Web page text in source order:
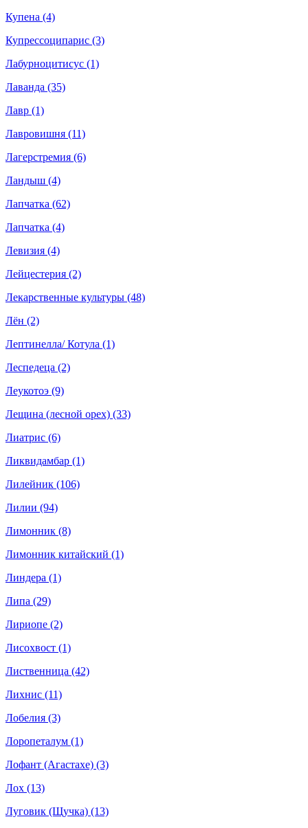
Купена (4)
Купрессоципарис (3)
Лабурноцитисус (1)
Лаванда (35)
Лавр (1)
Лавровишня (11)
Лагерстремия (6)
Ландыш (4)
Лапчатка (62)
Лапчатка (4)
Левизия (4)
Лейцестерия (2)
Лекарственные культуры (48)
Лён (2)
Лептинелла/ Котула (1)
Леспедеца (2)
Леукотоэ (9)
Лещина (лесной орех) (33)
Лиатрис (6)
Ликвидамбар (1)
Лилейник (106)
Лилии (94)
Лимонник (8)
Лимонник китайский (1)
Линдера (1)
Липа (29)
Лириопе (2)
Лисохвост (1)
Лиственница (42)
Лихнис (11)
Лобелия (3)
Лоропеталум (1)
Лофант (Агастахе) (3)
Лох (13)
Луговик (Щучка) (13)